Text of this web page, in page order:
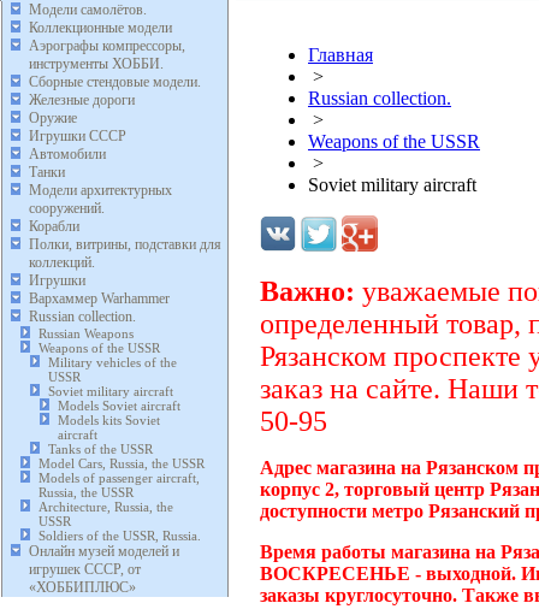
Модели самолётов.
Коллекционные модели
Аэрографы компрессоры,
инструменты ХОББИ.
Сборные стендовые модели.
Железные дороги
Оружие
Игрушки СССР
Автомобили
Танки
Модели архитектурных
сооружений.
Корабли
Полки, витрины, подставки для
коллекций.
Игрушки
Вархаммер Warhammer
Russian collection.
Russian Weapons
Weapons of the USSR
Military vehicles of the
USSR
Soviet military aircraft
Models Soviet aircraft
Models kits Soviet
aircraft
Tanks of the USSR
Model Cars, Russia, the USSR
Models of passenger aircraft,
Russia, the USSR
Architecture, Russia, the
USSR
Soldiers of the USSR, Russia.
Онлайн музей моделей и
игрушек СССР, от
«ХОББИПЛЮС»
Главная
>
Russian collection.
>
Weapons of the USSR
>
Soviet military aircraft
Важно: уважаемые
определенный товар,
Рязанском проспекте
заказ на сайте. Наши
50-95
Адрес магазина на Рязанском
корпус 2, торговый центр
доступности метро Рязанский
Время работы магазина на
ВОСКРЕСЕНЬЕ - выходной.
заказы круглосуточно. Также